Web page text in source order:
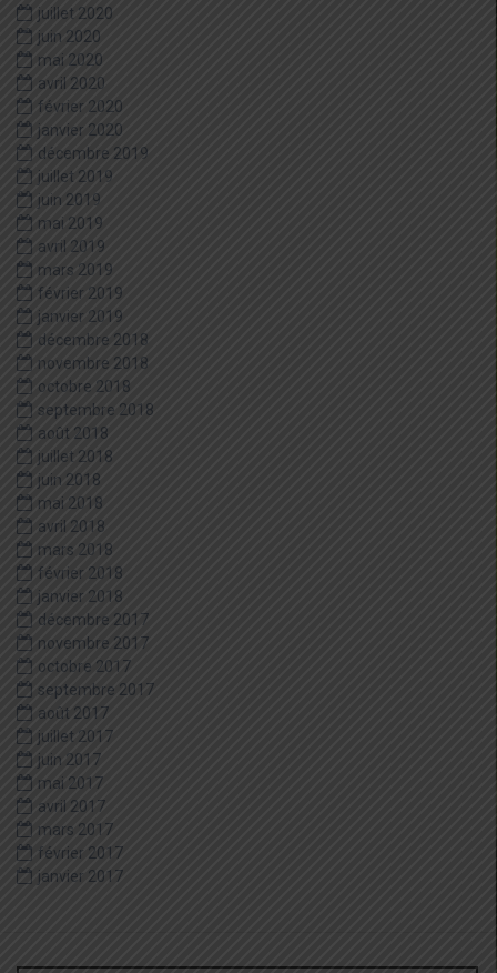
juillet 2020
juin 2020
mai 2020
avril 2020
février 2020
janvier 2020
décembre 2019
juillet 2019
juin 2019
mai 2019
avril 2019
mars 2019
février 2019
janvier 2019
décembre 2018
novembre 2018
octobre 2018
septembre 2018
août 2018
juillet 2018
juin 2018
mai 2018
avril 2018
mars 2018
février 2018
janvier 2018
décembre 2017
novembre 2017
octobre 2017
septembre 2017
août 2017
juillet 2017
juin 2017
mai 2017
avril 2017
mars 2017
février 2017
janvier 2017